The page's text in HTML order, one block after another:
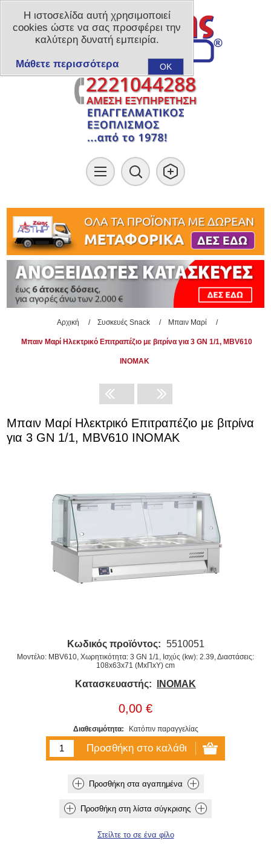
Αρχική / Συσκευές Snack / Μπαιν Μαρί /
Μπαιν Μαρί Ηλεκτρικό Επιτραπέζιο με βιτρίνα για 3 GN 1/1, MBV610
INOMAK
Μπαιν Μαρί Ηλεκτρικό Επιτραπέζιο με βιτρίνα
για 3 GN 1/1, MBV610 INOMAK
Κωδικός προϊόντος: 5510051
Μοντέλο: MBV610, Χωρητικότητα: 3 GN 1/1, Ισχύς (kw): 2.39, Διαστάσεις:
108x63x71 (ΜxΠxΥ) cm
Κατασκευαστής: INOMAK
0,00 €
Διαθεσιμότητα: Κατόπιν παραγγελίας
Η ιστοσελίδα αυτή χρησιμοποιεί
cookies ώστε να σας προσφέρει την
καλύτερη δυνατή εμπειρία.
OK
Μάθετε περισσότερα